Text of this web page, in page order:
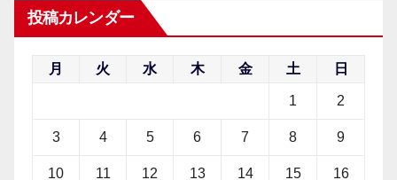
投稿カレンダー
月 火 水 木 金 土 日
1 2
3 4 5 6 7 8 9
10 11 12 13 14 15 16